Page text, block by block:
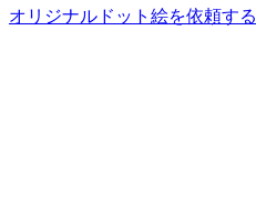
オリジナルドット絵を依頼する